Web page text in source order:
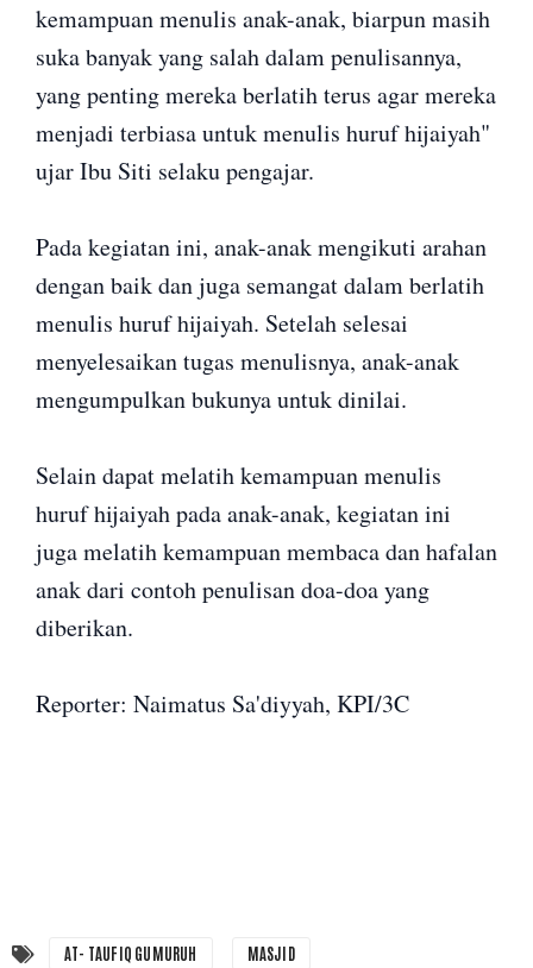
kemampuan menulis anak-anak, biarpun masih
suka banyak yang salah dalam penulisannya,
yang penting mereka berlatih terus agar mereka
menjadi terbiasa untuk menulis huruf hijaiyah"
ujar Ibu Siti selaku pengajar.
Pada kegiatan ini, anak-anak mengikuti arahan
dengan baik dan juga semangat dalam berlatih
menulis huruf hijaiyah. Setelah selesai
menyelesaikan tugas menulisnya, anak-anak
mengumpulkan bukunya untuk dinilai.
Selain dapat melatih kemampuan menulis
huruf hijaiyah pada anak-anak, kegiatan ini
juga melatih kemampuan membaca dan hafalan
anak dari contoh penulisan doa-doa yang
diberikan.
Reporter: Naimatus Sa'diyyah, KPI/3C
AT- TAUFIQ GUMURUH MASJID